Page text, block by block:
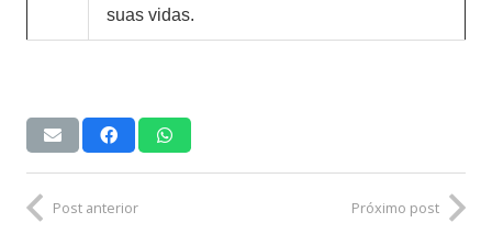
suporte e carinho recebido ao longo de
suas vidas.